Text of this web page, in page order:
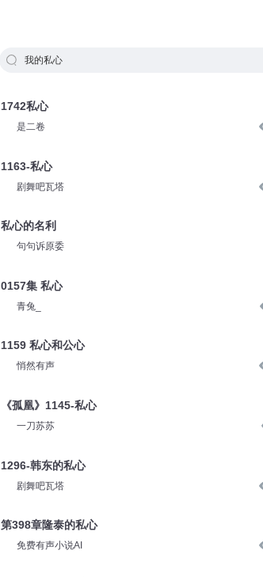
我的私心
1742私心
是二卷
1163-私心
剧舞吧瓦塔
私心的名利
句句诉原委
0157集 私心
青兔_
1159 私心和公心
悄然有声
《孤凰》1145-私心
一刀苏苏
1296-韩东的私心
剧舞吧瓦塔
第398章隆泰的私心
免费有声小说AI